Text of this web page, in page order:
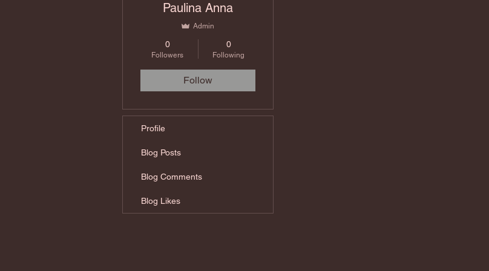
Paulina Anna
Admin
0
Followers
0
Following
Follow
Profile
Blog Posts
Blog Comments
Blog Likes